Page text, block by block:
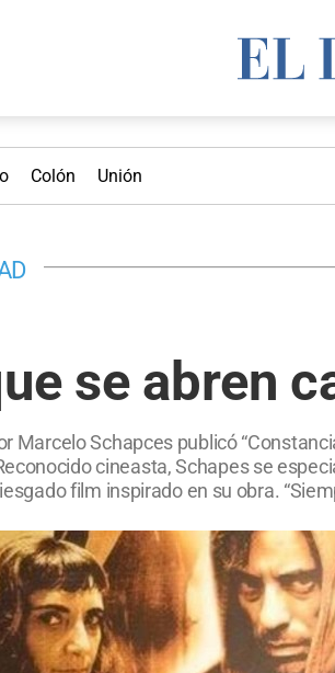
Colón Unión
se abren
Marcelo Schapces publicó
cineasta, Schapes se
film inspirado en su obra.